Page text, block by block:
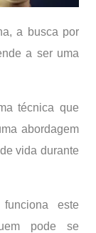
a busca por
a ser uma
técnica que
abordagem
vida durante
este
pode se